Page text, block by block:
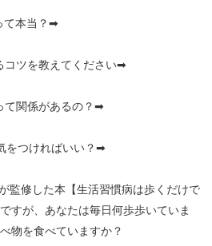
本当？➡︎
コツを教えてください➡︎
て関係があるの？➡︎
をつければいい？➡︎
監修した本【生活習慣病は歩くだけで
すが、あなたは毎日何歩歩いていま
物を食べていますか？